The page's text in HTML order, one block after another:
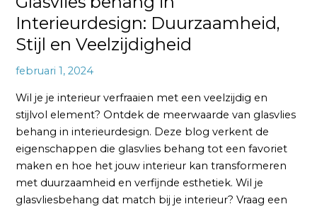
Interieurdesign: Duurzaamheid,
Stijl en Veelzijdigheid
februari 1, 2024
Wil je je interieur verfraaien met een veelzijdig en
stijlvol element? Ontdek de meerwaarde van glasvlies
behang in interieurdesign. Deze blog verkent de
eigenschappen die glasvlies behang tot een favoriet
maken en hoe het jouw interieur kan transformeren
met duurzaamheid en verfijnde esthetiek. Wil je
glasvliesbehang dat match bij je interieur? Vraag een